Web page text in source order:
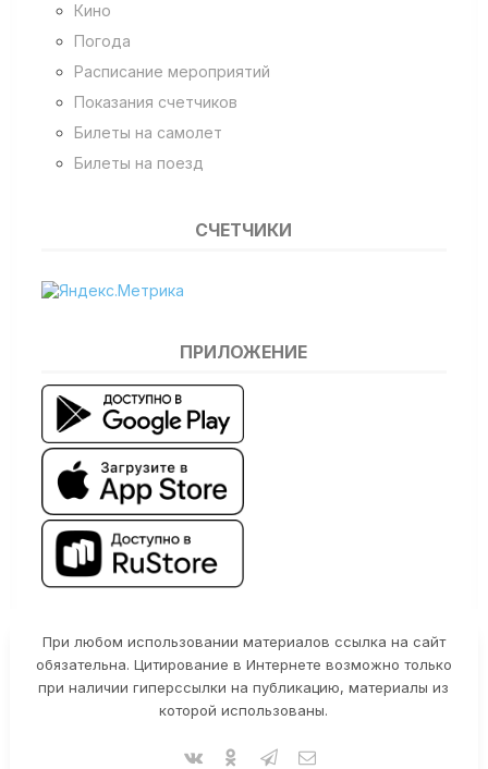
Кино
Погода
Расписание мероприятий
Показания счетчиков
Билеты на самолет
Билеты на поезд
СЧЕТЧИКИ
ПРИЛОЖЕНИЕ
При любом использовании материалов ссылка на сайт
обязательна. Цитирование в Интернете возможно только
при наличии гиперссылки на публикацию, материалы из
которой использованы.